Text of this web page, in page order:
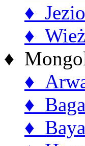
♦
♦
♦
♦
♦
♦